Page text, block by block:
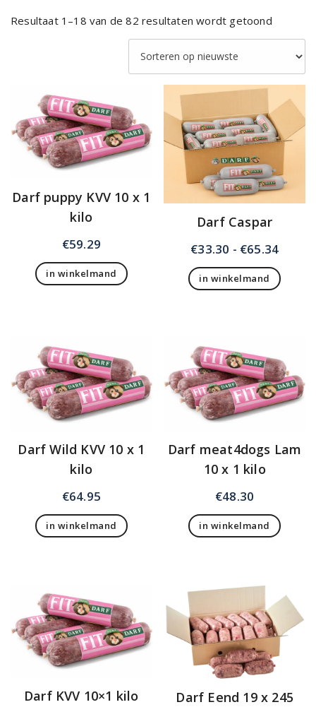
Resultaat 1–18 van de 82 resultaten wordt getoond
Darf puppy KVV 10 x 1
kilo
€59.29
in winkelmand
Darf Caspar
€33.30 - €65.34
tot
in winkelmand
variaties.
Deze
optie
kan
gekozen
op
productpagina
Darf Wild KVV 10 x 1
kilo
€64.95
in winkelmand
Darf meat4dogs Lam
10 x 1 kilo
€48.30
in winkelmand
Darf KVV 10×1 kilo
Darf Eend 19 x 245